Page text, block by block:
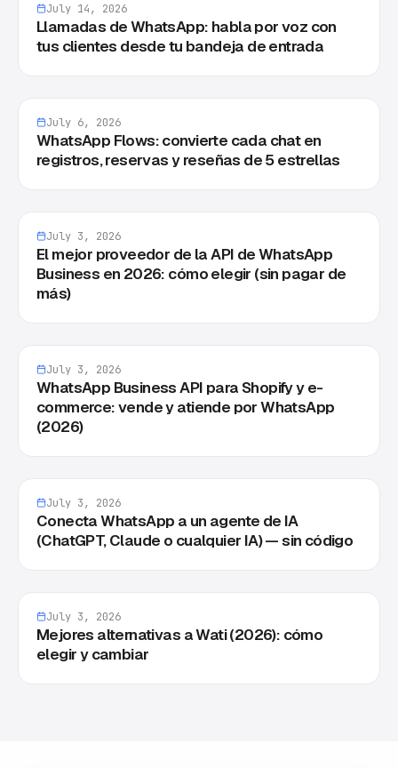
July 14, 2026
Llamadas de WhatsApp: habla por voz con
tus clientes desde tu bandeja de entrada
July 6, 2026
WhatsApp Flows: convierte cada chat en
registros, reservas y reseñas de 5 estrellas
July 3, 2026
El mejor proveedor de la API de WhatsApp
Business en 2026: cómo elegir (sin pagar de
más)
July 3, 2026
WhatsApp Business API para Shopify y e-
commerce: vende y atiende por WhatsApp
(2026)
July 3, 2026
Conecta WhatsApp a un agente de IA
(ChatGPT, Claude o cualquier IA) — sin código
July 3, 2026
Mejores alternativas a Wati (2026): cómo
elegir y cambiar